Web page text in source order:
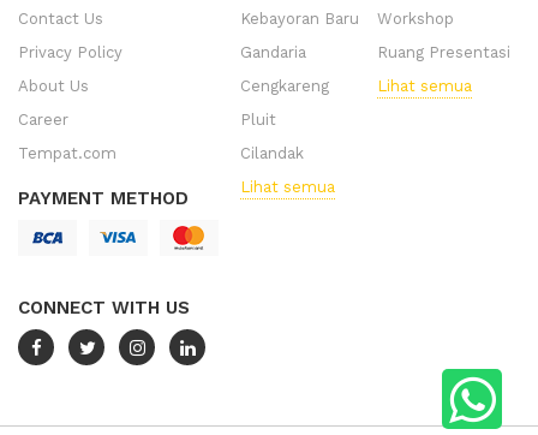
Contact Us
Privacy Policy
About Us
Career
Tempat.com
PAYMENT METHOD
CONNECT WITH US
Kebayoran Baru
Gandaria
Cengkareng
Pluit
Cilandak
Lihat semua
Workshop
Ruang Presentasi
Lihat semua